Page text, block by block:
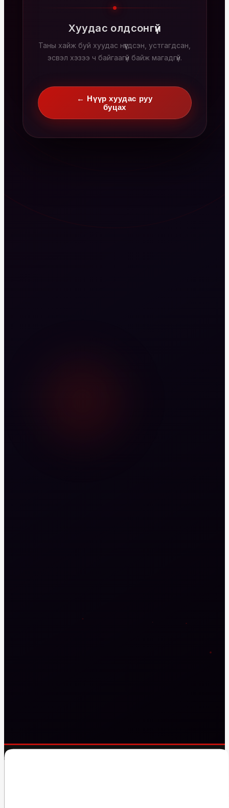
Хуудас олдсонгүй
Таны хайж буй хуудас нүүгдсэн, устгагдсан,
эсвэл хэзээ ч байгаагүй байж магадгүй.
← Нүүр хуудас руу
буцах